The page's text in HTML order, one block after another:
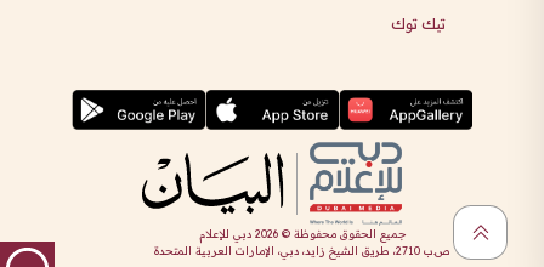
تيك توك
جميع الحقوق محفوظة ©2026 دبي للإعلام
ص.ب 2710، طريق الشيخ زايد، دبي، الإمارات العربية المتحدة